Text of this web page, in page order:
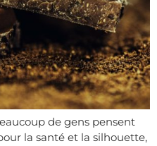
de gens pensent
la santé et la silhouette,